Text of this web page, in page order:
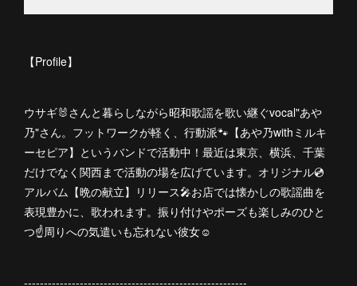
【Profile】
ウサギ🐰さんと暮らしながら昭和歌謡を歌い継ぐvocal"あや
乃"さん。フットワークが軽く、行動派🐾【あや乃withミルキ
ーセピア】というバンドで活動中！最近は東京、横浜、千葉
だけでなく関西まで活動の場を広げています。オリジナル💿
アルバム【晩の献立】リリース🎤お店では懐かしの歌謡曲を
表現豊かに、歌われます。振り付けやポーズも楽しみのひと
つ☝️周りへの気遣いも忘れない彼女☺️
--------------------------------------------------------